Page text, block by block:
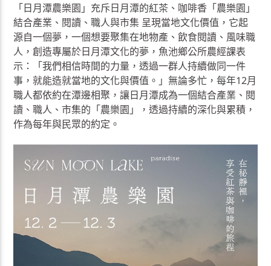
「日月潭農樂園」充斥日月潭的紅茶、咖啡香「農樂園」
結合產業、閱讀、職人與市集 呈現當地文化價值，它起
源自一個夢，一個想要聚集在地物產、飲食閱讀、風味職
人，創造專屬於日月潭文化的夢，魚池鄉公所農經課表
示：「我們相信時間的力量，透過一群人持續做同一件
事，就能造就當地的文化與價值。」無論多忙，每年12月
職人都依約在潭邊相聚，讓日月潭成為一個結合產業、閱
讀、職人、市集的「農樂園」，透過持續的深化與累積，
作為每年與民眾的約定。